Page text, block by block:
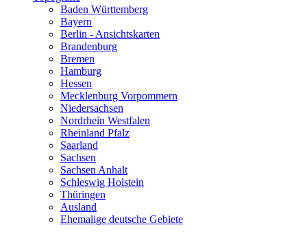
Baden Württemberg
Bayern
Berlin - Ansichtskarten
Brandenburg
Bremen
Hamburg
Hessen
Mecklenburg Vorpommern
Niedersachsen
Nordrhein Westfalen
Rheinland Pfalz
Saarland
Sachsen
Sachsen Anhalt
Schleswig Holstein
Thüringen
Ausland
Ehemalige deutsche Gebiete